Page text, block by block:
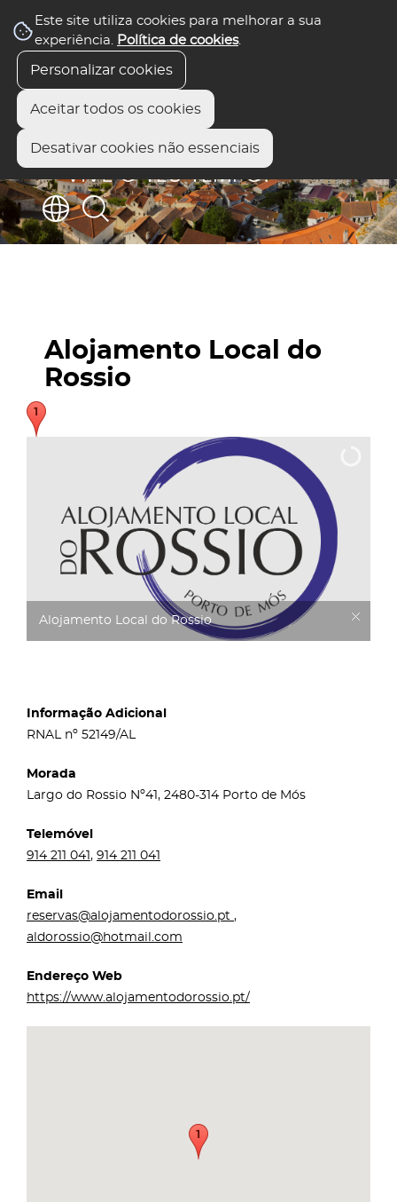
Este site utiliza cookies para melhorar a sua
experiência. Política de cookies.
Personalizar cookies
Aceitar todos os cookies
Desativar cookies não essenciais
Alojamento Local do
Rossio
Alojamento Local do Rossio
Informação Adicional
RNAL nº 52149/AL
Morada
Largo do Rossio Nº41, 2480-314 Porto de Mós
Telemóvel
914 211 041, 914 211 041
Email
reservas@alojamentodorossio.pt ,
aldorossio@hotmail.com
Endereço Web
https://www.alojamentodorossio.pt/